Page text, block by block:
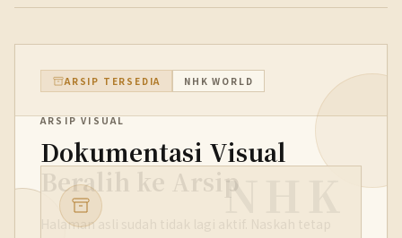
ARSIP TERSEDIA NHK WORLD
ARSIP VISUAL
Dokumentasi Visual
Beralih ke Arsip
Halaman asli sudah tidak lagi aktif. Naskah tetap
NHK